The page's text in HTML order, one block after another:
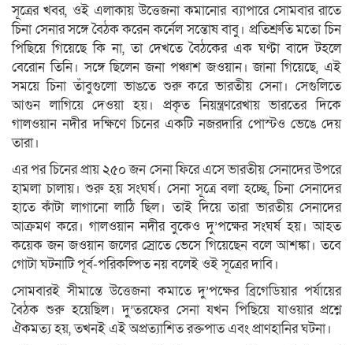
সূত্রের খবর, ওই এলাকায় উত্তেজনা কমানোর ব্যাপারে সোমবার রাতে
চিনা সেনার সঙ্গে বৈঠক করেন কর্নেল সন্তোষ বাবু। প্রতিশ্রুতি মতো চিন
পিছিয়ে গিয়েছে কি না, তা দেখতে বৈঠকের এক ঘণ্টা বাদে টহলে
বেরোন তিনি। সঙ্গে ছিলেন জনা পঞ্চাশ জওয়ান। জানা গিয়েছে, এই
সময়ে চিনা তাঁবুগুলো ভাঙতে শুরু করে ভারতীয় সেনা। সেগুলিতে
আগুন লাগিয়ে দেওয়া হয়। প্রকৃত নিয়ন্ত্রণরেখায় ভারতের দিকে
গালওয়ান নদীর দক্ষিণে চিনের একটি নজরদারি পোস্টও ভেঙে দেয়
তারা।
এর পর চিনের প্রায় ২৫০ জন সেনা ফিরে এসে ভারতীয় সেনাদের উপরে
হামলা চালায়। শুরু হয় সংঘর্ষ। সেনা সূত্রে বলা হচ্ছে, চিনা সেনাদের
হাতে কাঁটা লাগানো লাঠি ছিল। তাই দিয়ে তারা ভারতীয় সেনাদের
আক্রমণ করে। গালওয়ান নদীর বুকেও দু’পক্ষের সংঘর্ষ হয়। আহত
কয়েক জন জওয়ান জলের স্রোতে ভেসে গিয়েছেন বলে আশঙ্কা। তবে
গোটা ঘটনাটি পূর্ব-পরিকল্পিত নয় বলেই ওই সূত্রের দাবি।
সোমবারই সীমান্তে উত্তেজনা কমাতে দু’পক্ষের ব্রিগেডিয়ার পর্যায়ের
বৈঠক শুরু হয়েছিল। দু’তরফের সেনা যখন পিছিয়ে যাওয়ার প্রশ্নে
ঐকমত্য হয়, তখনই এই অপ্রত্যাশিত রক্তপাত এবং প্রাণহানির ঘটনা।